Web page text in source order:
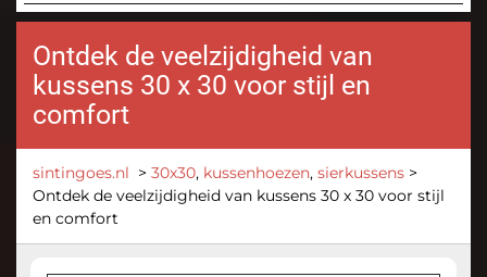
Ontdek de veelzijdigheid van
kussens 30 x 30 voor stijl en
comfort
sintingoes.nl > 30x30, kussenhoezen, sierkussens >
Ontdek de veelzijdigheid van kussens 30 x 30 voor stijl
en comfort